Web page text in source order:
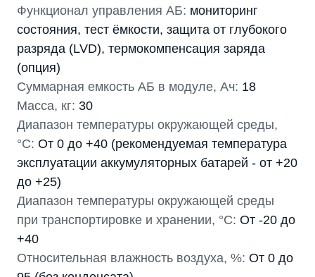
Функционал управления АБ: мониторинг
состояния, тест ёмкости, защита от глубокого
разряда (LVD), термокомпенсация заряда
(опция)
Суммарная емкость АБ в модуле, Ач: 18
Масса, кг: 30
Диапазон температуры окружающей среды,
°С: От 0 до +40 (рекомендуемая температура
эксплуатации аккумуляторных батарей - от +20
до +25)
Диапазон температуры окружающей среды
при транспортировке и хранении, °С: От -20 до
+40
Относительная влажность воздуха, %: От 0 до